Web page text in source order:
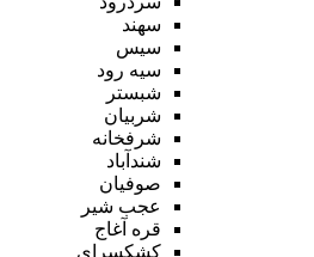
سهند
سیس
سیه رود
شبستر
شربیان
شرفخانه
شندآباد
صوفیان
عجب شیر
قره آغاج
کشکسرای